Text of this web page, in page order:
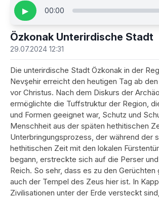
▶ 00:00
Özkonak Unterirdische Stadt
29.07.2024 12:31
Die unterirdische Stadt Özkonak in der
Nevşehir erreicht den heutigen Tag ab
vor Christus. Nach dem Diskurs der
ermöglichte die Tuffstruktur der Region,
und Formen geeignet war, Schutz und
Menschheit aus der späten hethitischen
Unterbringungsprozess, der während der
hethitischen Zeit mit den lokalen
begann, erstreckte sich auf die Perser
Reich. So sehr, dass es zu den Gerüchten
auch der Tempel des Zeus hier ist. In
Zivilisationen unter der Erde versteckt